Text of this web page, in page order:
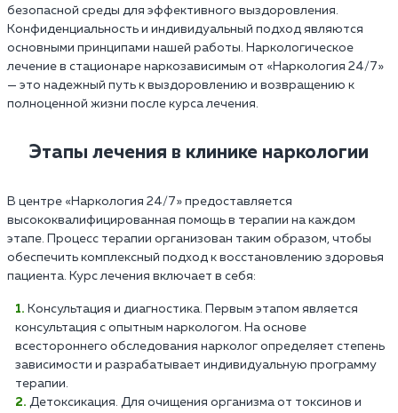
безопасной среды для эффективного выздоровления.
Конфиденциальность и индивидуальный подход являются
основными принципами нашей работы. Наркологическое
лечение в стационаре наркозависимым от «Наркология 24/7»
— это надежный путь к выздоровлению и возвращению к
полноценной жизни после курса лечения.
Этапы лечения в клинике наркологии
В центре «Наркология 24/7» предоставляется
высококвалифицированная помощь в терапии на каждом
этапе. Процесс терапии организован таким образом, чтобы
обеспечить комплексный подход к восстановлению здоровья
пациента. Курс лечения включает в себя:
Консультация и диагностика. Первым этапом является
консультация с опытным наркологом. На основе
всестороннего обследования нарколог определяет степень
зависимости и разрабатывает индивидуальную программу
терапии.
Детоксикация. Для очищения организма от токсинов и